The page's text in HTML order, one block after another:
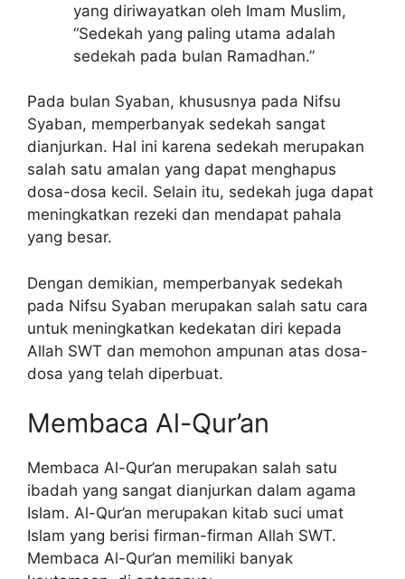
yang diriwayatkan oleh Imam Muslim,
“Sedekah yang paling utama adalah
sedekah pada bulan Ramadhan.”
Pada bulan Syaban, khususnya pada Nifsu
Syaban, memperbanyak sedekah sangat
dianjurkan. Hal ini karena sedekah merupakan
salah satu amalan yang dapat menghapus
dosa-dosa kecil. Selain itu, sedekah juga dapat
meningkatkan rezeki dan mendapat pahala
yang besar.
Dengan demikian, memperbanyak sedekah
pada Nifsu Syaban merupakan salah satu cara
untuk meningkatkan kedekatan diri kepada
Allah SWT dan memohon ampunan atas dosa-
dosa yang telah diperbuat.
Membaca Al-Qur’an
Membaca Al-Qur’an merupakan salah satu
ibadah yang sangat dianjurkan dalam agama
Islam. Al-Qur’an merupakan kitab suci umat
Islam yang berisi firman-firman Allah SWT.
Membaca Al-Qur’an memiliki banyak